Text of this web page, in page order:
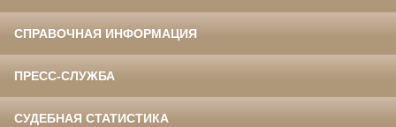
СПРАВОЧНАЯ ИНФОРМАЦИЯ
ПРЕСС-СЛУЖБА
СУДЕБНАЯ СТАТИСТИКА